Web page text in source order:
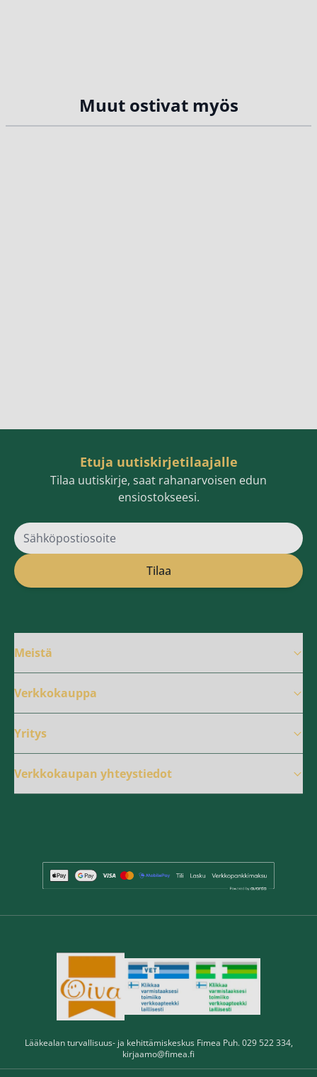
Muut ostivat myös
Etuja uutiskirjetilaajalle
Tilaa uutiskirje, saat rahanarvoisen edun
ensiostokseesi.
Sähköpostiosoite
Tilaa
Meistä
Verkkokauppa
Yritys
Verkkokaupan yhteystiedot
Lääkealan turvallisuus- ja kehittämiskeskus Fimea Puh. 029 522 334,
kirjaamo@fimea.fi